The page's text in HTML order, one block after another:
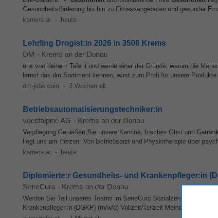
Gesundheitsförderung bis hin zu Fitnessangeboten und gesunder
karriere.at - heute
Lehrling Drogist:in 2026 in 3500 Krems
DM - Krems an der Donau
uns von deinem Talent und werde einer der Gründe, warum die
lernst das dm Sortiment kennen, wirst zum Profi für unsere
dm-jobs.com - 3 Wochen alt
Betriebsautomatisierungstechniker:in
voestalpine AG - Krems an der Donau
Verpflegung Genießen Sie unsere Kantine, frisches Obst und
liegt uns am Herzen: Von Betriebsarzt und Physiotherapie über
karriere.at - heute
Diplomierte:r Gesundheits- und Krankenpfleger:in
SeneCura - Krems an der Donau
Werden Sie Teil unseres Teams im SeneCura Sozialzentrum
Krankenpfleger:in (DGKP) (m/w/d) Vollzeit/Teilzeit Meine Aufgaben